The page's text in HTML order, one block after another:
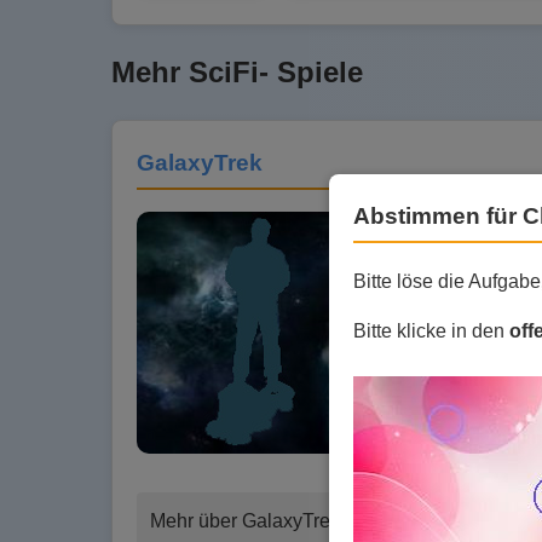
Mehr SciFi- Spiele
GalaxyTrek
Du beginnst als
und
und neue
Ressourcen.
es besonders
Mehr über GalaxyTrek
Abstimmen für
Bitte löse die
Bitte klicke in den